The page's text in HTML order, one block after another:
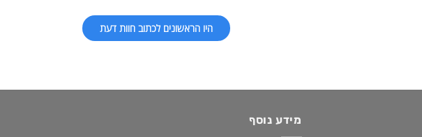
היו הראשונים לכתוב חוות דעת
מידע נוסף